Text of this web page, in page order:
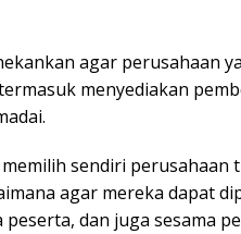
agar perusahaan
menyediakan
sendiri
agar mereka dapat
dan juga sesama